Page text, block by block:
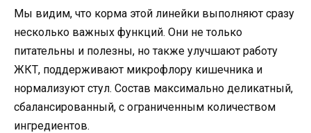
Мы видим, что корма этой линейки выполняют сразу
несколько важных функций. Они не только
питательны и полезны, но также улучшают работу
ЖКТ, поддерживают микрофлору кишечника и
нормализуют стул. Состав максимально деликатный,
сбалансированный, с ограниченным количеством
ингредиентов.